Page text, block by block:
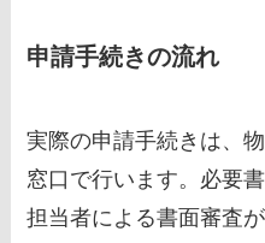
申請手続きの流れ
実際の申請手続きは、
窓口で行います。必要
担当者による書面審査